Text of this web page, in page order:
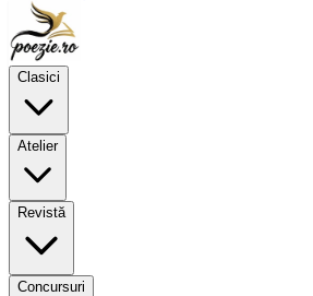
Clasici
Atelier
Revistă
Concursuri